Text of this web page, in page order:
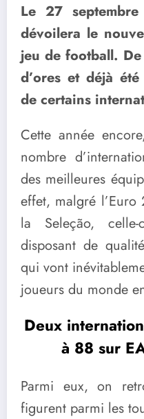
Le 27
dévoilera le
jeu de football.
d’ores et déjà
de certains
Cette année
nombre
des meilleures
effet, malgré
la Seleção,
disposant de
qui vont
joueurs du monde
Deux
à 88 sur
Parmi eux, on
figurent parmi les